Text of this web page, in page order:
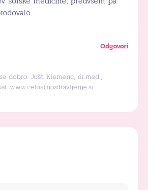
Odgovori
dobro. Jošt Klemenc, dr.med.,
www.celostnozdravljenje.si